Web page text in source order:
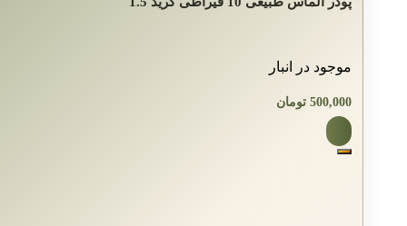
موجود در انبار
500,000 تومان